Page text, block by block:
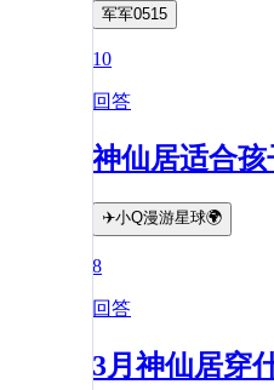
军军0515
10
回答
神仙居适合
✈️小Q漫游星球🌍
8
回答
3月神仙居穿